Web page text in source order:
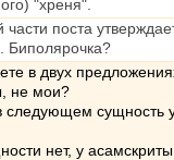
"хреня".
части поста
Биполярочка?
в двух
не мои?
следующем сущность
нет, у